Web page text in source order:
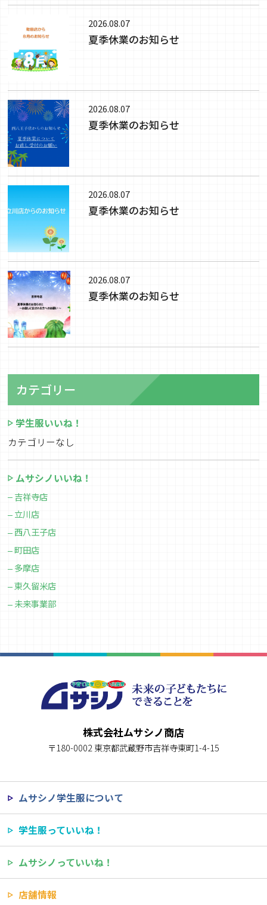
2026.08.07
夏季休業のお知らせ
2026.08.07
夏季休業のお知らせ
2026.08.07
夏季休業のお知らせ
2026.08.07
夏季休業のお知らせ
カテゴリー
学生服いいね！
カテゴリーなし
ムサシノいいね！
吉祥寺店
立川店
西八王子店
町田店
多摩店
東久留米店
未来事業部
株式会社ムサシノ商店
〒180-0002 東京都武蔵野市吉祥寺東町1-4-15
ムサシノ学生服について
学生服っていいね！
ムサシノっていいね！
店舗情報